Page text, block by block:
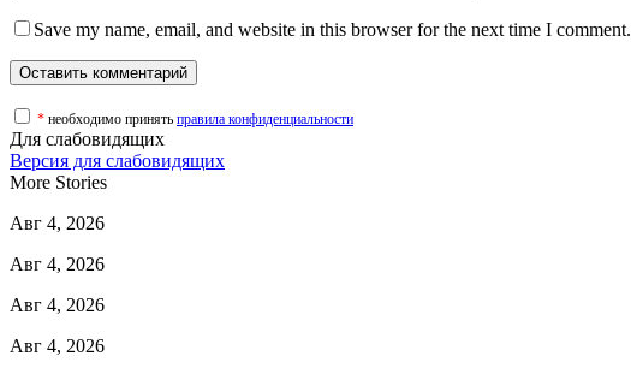
Save my name, email, and website in this browser for the next time I comment.
* необходимо принять правила конфиденциальности
Для слабовидящих
Версия для слабовидящих
More Stories
Авг 4, 2026
Авг 4, 2026
Авг 4, 2026
Авг 4, 2026